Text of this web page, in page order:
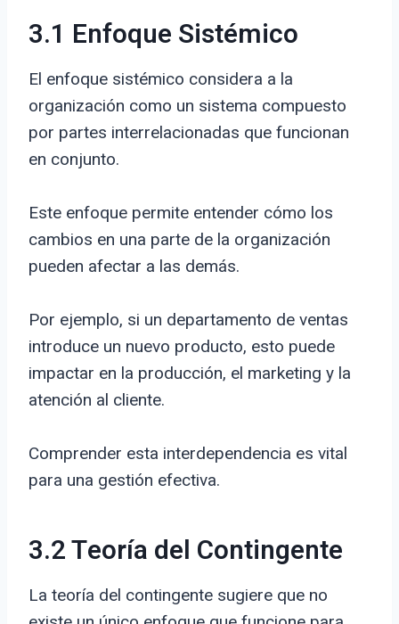
3.1 Enfoque Sistémico
El enfoque sistémico considera a la
organización como un sistema compuesto
por partes interrelacionadas que funcionan
en conjunto.
Este enfoque permite entender cómo los
cambios en una parte de la organización
pueden afectar a las demás.
Por ejemplo, si un departamento de ventas
introduce un nuevo producto, esto puede
impactar en la producción, el marketing y la
atención al cliente.
Comprender esta interdependencia es vital
para una gestión efectiva.
3.2 Teoría del Contingente
La teoría del contingente sugiere que no